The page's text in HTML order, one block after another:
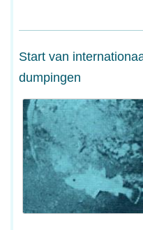
Start van
dumpingen